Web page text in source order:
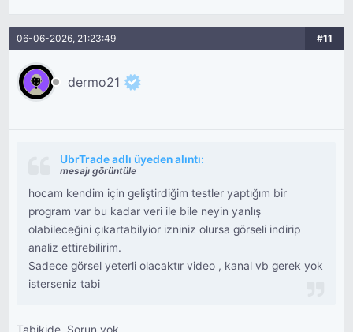
06-06-2026, 21:23:49 #11
dermo21
UbrTrade adlı üyeden alıntı:
mesajı görüntüle
hocam kendim için geliştirdiğim testler yaptığım bir
program var bu kadar veri ile bile neyin yanlış
olabileceğini çıkartabilyior izniniz olursa görseli indirip
analiz ettirebilirim.
Sadece görsel yeterli olacaktır video , kanal vb gerek yok
isterseniz tabi